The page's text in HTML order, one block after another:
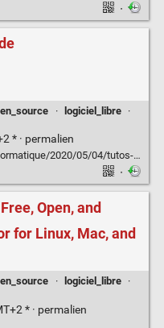
·
· logiciel_libre
·
* · permalien
maj-des-fiches-et-du-memento-openshot/
·
Open, and
for Linux, Mac, and
· logiciel_libre
·
* · permalien